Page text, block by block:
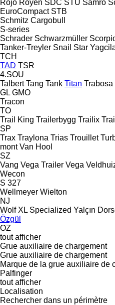
Rojo Royen SDC STU Samro
EuroCompact STB
Schmitz Cargobull
S-series
Schrader Schwarzmüller
Tanker-Treyler Snail Star
TCH
TAD TSR
4.SOU
Talbert Tang Tank Titan Trabosa
GL GMO
Tracon
TO
Trail King Trailerbygg Trailix
SP
Trax Traylona Trias Trouillet
mont Van Hool
SZ
Vang Vega Trailer Vega
Wecon
S 327
Wellmeyer Wielton
NJ
Wolf XL Specialized Yalçın
Özgül
OZ
tout afficher
Grue auxiliaire de chargement
Grue auxiliaire de chargement
Marque de la grue auxiliaire de
Palfinger
tout afficher
Localisation
Rechercher dans un périmètre